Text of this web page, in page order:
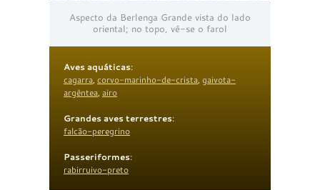
Aspecto da Berlenga Grande vista do lado
oriental; no topo, vê-se o farol
Aves aquáticas:
cagarra, corvo-marinho-de-crista, gaivota-
argêntea, airo
Grandes aves terrestres:
falcão-peregrino
Passeriformes:
rabirruivo-preto